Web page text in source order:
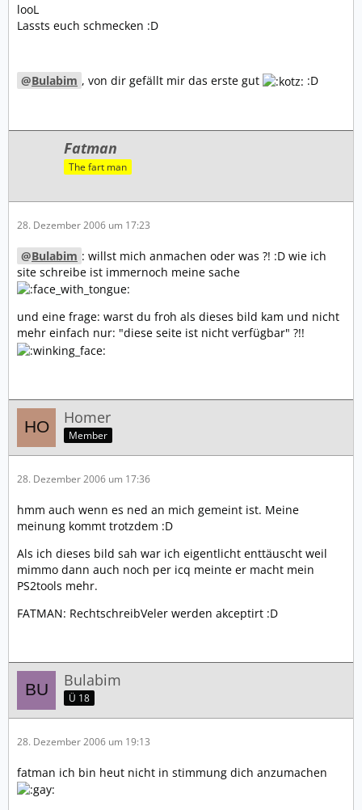
looL
Lassts euch schmecken :D
Bulabim , von dir gefällt mir das erste gut :D
Fatman
The fart man
28. Dezember 2006 um 17:23
Bulabim : willst mich anmachen oder was ?! :D wie ich
site schreibe ist immernoch meine sache
und eine frage: warst du froh als dieses bild kam und nicht
mehr einfach nur: "diese seite ist nicht verfügbar" ?!!
Homer
Member
28. Dezember 2006 um 17:36
hmm auch wenn es ned an mich gemeint ist. Meine
meinung kommt trotzdem :D
Als ich dieses bild sah war ich eigentlicht enttäuscht weil
mimmo dann auch noch per icq meinte er macht mein
PS2tools mehr.
FATMAN: RechtschreibVeler werden akceptirt :D
Bulabim
Ü 18
28. Dezember 2006 um 19:13
fatman ich bin heut nicht in stimmung dich anzumachen